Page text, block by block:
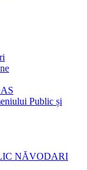
Public și
NĂVODARI